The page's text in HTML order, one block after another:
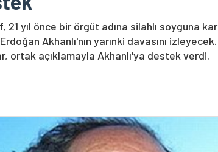
yıl önce bir örgüt adına silahlı soyguna
Akhanlı'nın yarınki davasını
ortak açıklamayla Akhanlı'ya destek verdi.